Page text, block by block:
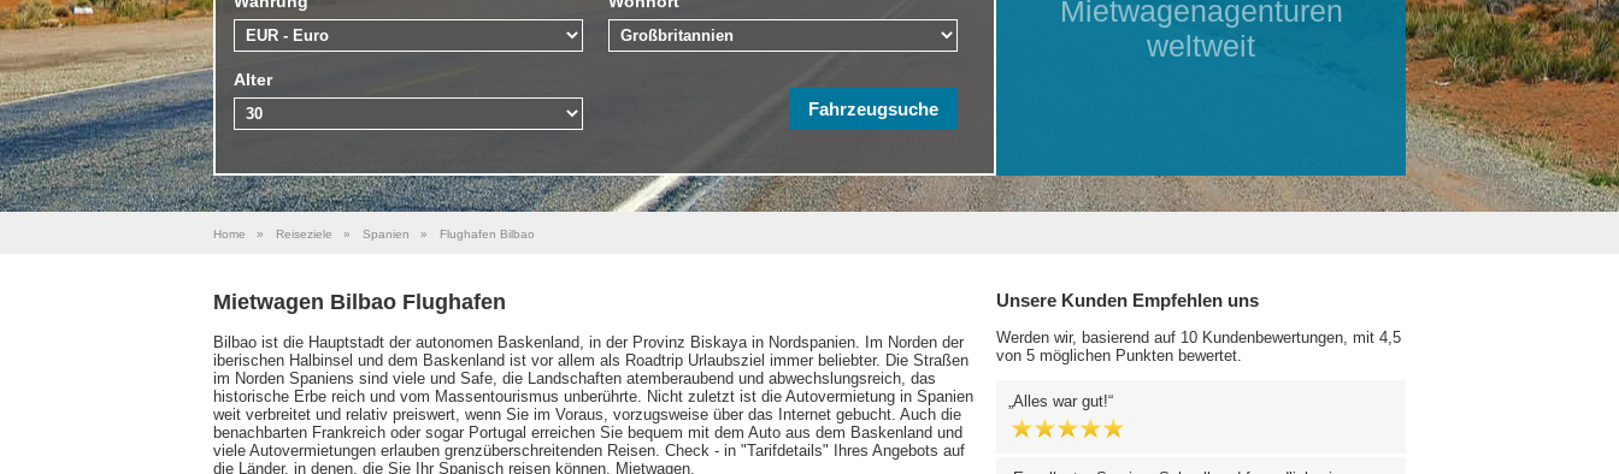
Alter
Home » Reiseziele » Spanien » Flughafen Bilbao
Mietwagen Bilbao Flughafen
Bilbao ist die Hauptstadt der autonomen Baskenland, in der Provinz Biskaya in Nordspanien. Im Norden der
iberischen Halbinsel und dem Baskenland ist vor allem als Roadtrip Urlaubsziel immer beliebter. Die Straßen
im Norden Spaniens sind viele und Safe, die Landschaften atemberaubend und abwechslungsreich, das
historische Erbe reich und vom Massentourismus unberührte. Nicht zuletzt ist die Autovermietung in Spanien
weit verbreitet und relativ preiswert, wenn Sie im Voraus, vorzugsweise über das Internet gebucht. Auch die
benachbarten Frankreich oder sogar Portugal erreichen Sie bequem mit dem Auto aus dem Baskenland und
viele Autovermietungen erlauben grenzüberschreitenden Reisen. Check - in "Tarifdetails" Ihres Angebots auf
die Länder, in denen, die Sie Ihr Spanisch reisen können, Mietwagen.
Unsere Kunden Empfehlen uns
Werden wir, basierend auf 10 Kundenbewertungen, mit 4,5
von 5 möglichen Punkten bewertet.
Alles war gut!